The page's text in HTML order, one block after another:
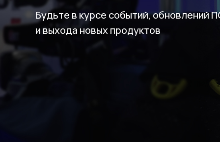
Будьте в курсе событий, обновлений
и выхода новых продуктов